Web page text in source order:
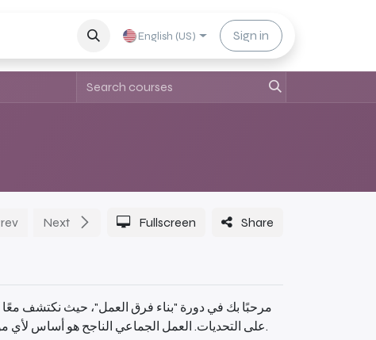
Complaints and suggestions
English (US) Sign in
Next Fullscreen Share
مرحبًا بك في دورة "بناء فرق العمل"، حيث نكتشف معًا
على التحديات. العمل الجماعي الناجح هو أساس لأي مؤسسة ناجحة، ويتطلب مهارات خاصة في التواصل، التنسيق، وتحفيز الأفراد.